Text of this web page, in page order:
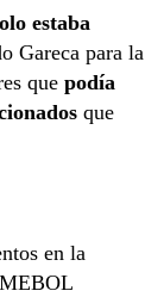
estaba
Gareca para la
que podía
que
en la